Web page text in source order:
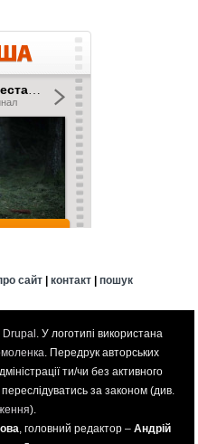
сайт| контакт| пошук
Drupal . У логотипі використана
. Передрук авторських
ти/чи без активного
за законом (див.
).
, головний редактор – Андрій